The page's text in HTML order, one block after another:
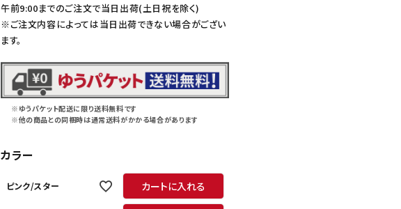
午前9:00までのご注文で当日出荷(土日祝を除く)
※ご注文内容によっては当日出荷できない場合がござい
ます。
※ゆうパケット配送に限り送料無料です
※他の商品との同梱時は通常送料がかかる場合があります
カラー
ピンク/スター カートに入れる